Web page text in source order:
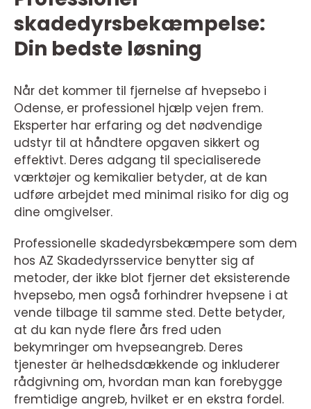
skadedyrsbekæmpelse:
Din bedste løsning
Når det kommer til fjernelse af hvepsebo i
Odense, er professionel hjælp vejen frem.
Eksperter har erfaring og det nødvendige
udstyr til at håndtere opgaven sikkert og
effektivt. Deres adgang til specialiserede
værktøjer og kemikalier betyder, at de kan
udføre arbejdet med minimal risiko for dig og
dine omgivelser.
Professionelle skadedyrsbekæmpere som dem
hos AZ Skadedyrsservice benytter sig af
metoder, der ikke blot fjerner det eksisterende
hvepsebo, men også forhindrer hvepsene i at
vende tilbage til samme sted. Dette betyder,
at du kan nyde flere års fred uden
bekymringer om hvepseangreb. Deres
tjenester är helhedsdækkende og inkluderer
rådgivning om, hvordan man kan forebygge
fremtidige angreb, hvilket er en ekstra fordel.